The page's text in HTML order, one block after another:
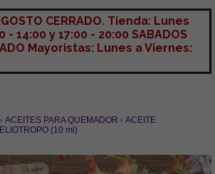
CERRADO. Tienda: Lunes
- 14:00 y 17:00 - 20:00 SABADOS
Mayoristas: Lunes a Viernes:
ACEITES PARA QUEMADOR
ACEITE
(10 ml)